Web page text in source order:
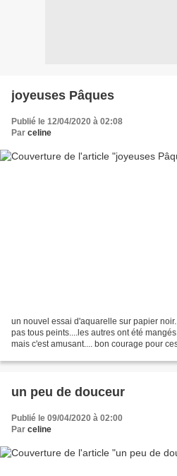
joyeuses Pâques
Publié le 12/04/2020 à 02:08
Par celine
un nouvel essai d'aquarelle sur papier
pas tous peints....les autres ont été
mais c'est amusant.... bon courage pour
un peu de douceur
Publié le 09/04/2020 à 02:00
Par celine